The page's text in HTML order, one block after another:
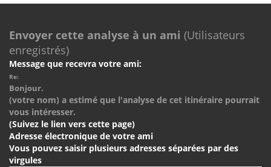
Envoyer cette analyse à un ami (Utilisateurs
enregistrés)
Message que recevra votre ami:
Re:
Bonjour.
(votre nom) a estimé que l'analyse de cet itinéraire pourrait
vous intéresser.
(Suivez le lien vers cette page)
Adresse électronique de votre ami
Vous pouvez saisir plusieurs adresses séparées par des
virgules